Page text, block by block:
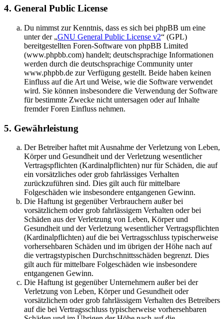
4. General Public License
Du nimmst zur Kenntnis, dass es sich bei phpBB um eine
unter der „GNU General Public License v2“ (GPL)
bereitgestellten Foren-Software von phpBB Limited
(www.phpbb.com) handelt; deutschsprachige Informationen
werden durch die deutschsprachige Community unter
www.phpbb.de zur Verfügung gestellt. Beide haben keinen
Einfluss auf die Art und Weise, wie die Software verwendet
wird. Sie können insbesondere die Verwendung der Software
für bestimmte Zwecke nicht untersagen oder auf Inhalte
fremder Foren Einfluss nehmen.
5. Gewährleistung
Der Betreiber haftet mit Ausnahme der Verletzung von Leben,
Körper und Gesundheit und der Verletzung wesentlicher
Vertragspflichten (Kardinalpflichten) nur für Schäden, die auf
ein vorsätzliches oder grob fahrlässiges Verhalten
zurückzuführen sind. Dies gilt auch für mittelbare
Folgeschäden wie insbesondere entgangenen Gewinn.
Die Haftung ist gegenüber Verbrauchern außer bei
vorsätzlichem oder grob fahrlässigem Verhalten oder bei
Schäden aus der Verletzung von Leben, Körper und
Gesundheit und der Verletzung wesentlicher Vertragspflichten
(Kardinalpflichten) auf die bei Vertragsschluss typischerweise
vorhersehbaren Schäden und im übrigen der Höhe nach auf
die vertragstypischen Durchschnittsschäden begrenzt. Dies
gilt auch für mittelbare Folgeschäden wie insbesondere
entgangenen Gewinn.
Die Haftung ist gegenüber Unternehmern außer bei der
Verletzung von Leben, Körper und Gesundheit oder
vorsätzlichem oder grob fahrlässigem Verhalten des Betreibers
auf die bei Vertragsschluss typischerweise vorhersehbaren